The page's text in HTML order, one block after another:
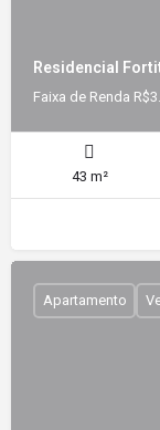
Residencial
Faixa de Renda
43 m²
Apartamento